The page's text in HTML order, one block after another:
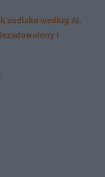
zodiaku według Al.
i